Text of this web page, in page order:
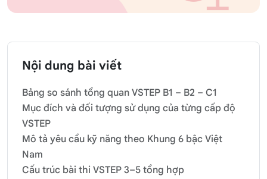
Nội dung bài viết
Bảng so sánh tổng quan VSTEP B1 – B2 – C1
Mục đích và đối tượng sử dụng của từng cấp độ
VSTEP
Mô tả yêu cầu kỹ năng theo Khung 6 bậc Việt
Nam
Cấu trúc bài thi VSTEP 3–5 tổng hợp